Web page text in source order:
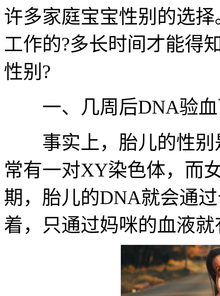
许多家庭宝宝性别的选
工作的?多长时间才能得
性别?
一、几周后DNA验血
事实上，胎儿的性别
常有一对XY染色体，而
期，胎儿的DNA就会通
着，只通过妈咪的血液